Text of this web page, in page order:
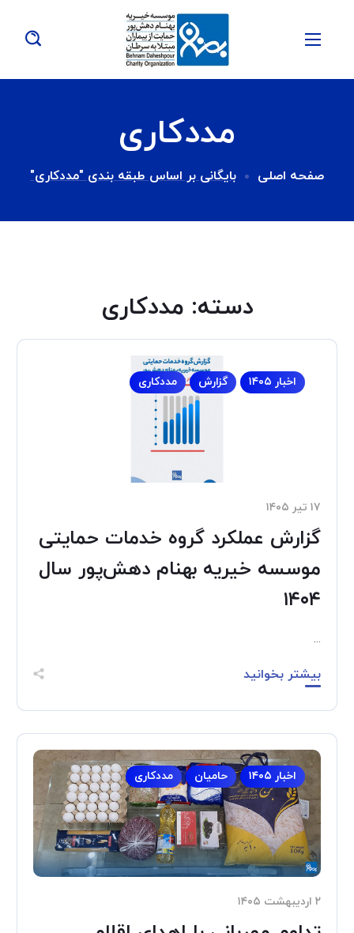
مددکاری
صفحه اصلی بایگانی بر اساس طبقه بندی "مددکاری"
دسته: مددکاری
اخبار ۱۴۰۵ گزارش مددکاری
۱۷ تیر ۱۴۰۵
گزارش عملکرد گروه خدمات حمایتی
موسسه خیریه بهنام دهش‌پور سال
۱۴۰۴
...
بیشتر بخوانید
اخبار ۱۴۰۵ حامیان مددکاری
۲ اردیبهشت ۱۴۰۵